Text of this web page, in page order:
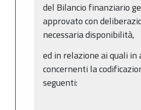
del Bilancio finanziario
approvato con
necessaria disponibilità,
ed in relazione ai quali
concernenti la
seguenti: